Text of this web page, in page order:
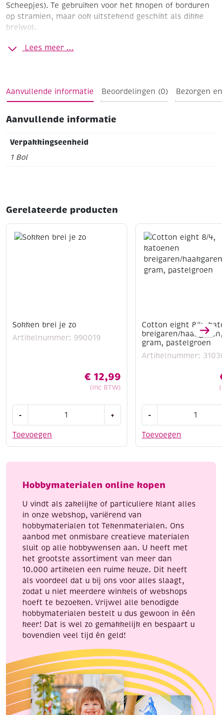
Scheepjes). Te gebruiken voor het knopen of borduren
op stramien, maar ook uitstekend geschikt als dikke
breiwol.
Naald 5-6 Bol 50 gram (41 meter)
Lees meer ...
Aanvullende informatie Beoordelingen (0) Bezorgen
Aanvullende informatie
Verpakkingseenheid
1 Bol
Gerelateerde producten
Sokken brei je zo
Artikelnummer: 990019
€ 12,99
(Inc BTW)
Toevoegen
-
je
+
Cotton eight 8/4,
breigaren/
gram, pastelgroen
Artikelnummer:
Toevoegen
-
8/4,
50
pastelgroen
Hobbymaterialen online kopen
U vindt als zakelijke of particuliere klant alles
in onze webshop, variërend van
hobbymaterialen tot Tekenmaterialen. Ons
aanbod met onmisbare creatieve materialen
sluit op alle hobbywensen aan. U heeft met
het grootste assortiment van meer dan
10.000 artikelen een ruime keuze. Dit heeft
als voordeel dat u bij ons voor alles slaagt,
zodat u niet meerdere winkels of webshops
hoeft te bezoeken. Vrijwel alle benodigde
hobbymaterialen bestelt u dus gewoon in één
keer! Dat is wel zo gemakkelijk en bespaart u
bovendien veel tijd én geld!